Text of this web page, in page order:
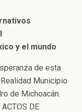
y el mundo
de esta
Municipio
de Michoacán.
ACTOS DE